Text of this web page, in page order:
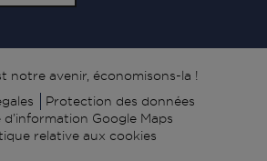
notre avenir, économisons-la !
Protection des données
d’information Google Maps
relative aux cookies